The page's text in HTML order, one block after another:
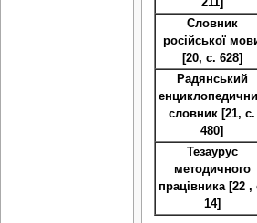
211]
Словник
російської
[20, с. 628]
Радянський
словник [21, с.
480]
Тезаурус
методичного
працівника [22 ,
14]